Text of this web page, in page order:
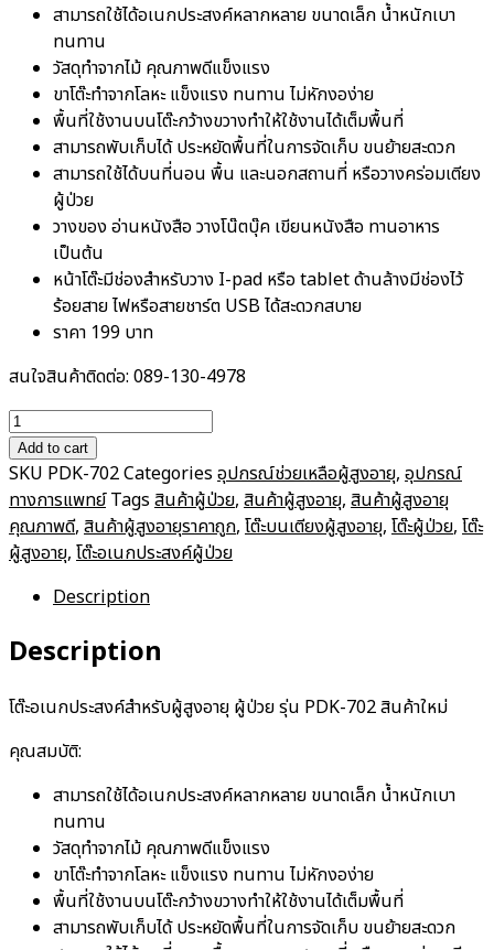
สามารถใช้ได้อเนกประสงค์หลากหลาย​ ขนาดเล็ก​ น้ำหนักเบา
ทนทาน
วัสดุทำจากไม้ คุณภาพดีแข็งแรง
ขาโต๊ะทำจากโลหะ แข็งแรง ทนทาน ไม่หักงอง่าย
พื้นที่ใช้งานบนโต๊ะกว้างขวางทำให้ใช้งานได้เต็มพื้นที่
สามารถพับเก็บได้ ประหยัดพื้นที่ในการจัดเก็บ ขนย้ายสะดวก
สามารถใช้ได้บนที่นอน พื้น และนอกสถานที่​ หรือวางคร่อมเตียง
ผู้ป่วย
วางของ อ่านหนังสือ วางโน๊ตบุ๊ค เขียนหนังสือ ทานอาหาร​
เป็นต้น
หน้าโต๊ะมีช่องสำหรับวาง I-pad หรือ tablet ด้านล้างมีช่องไว้
ร้อยสาย ไฟหรือสายชาร์ต USB ได้สะดวกสบาย
ราคา 199 บาท
สนใจสินค้าติดต่อ: 089-130-4978
โต๊ะ
อเนกประสงค์
สำหรับ
ผู้
สูง
อายุ
Add to cart
SKU PDK-702Categories อุปกรณ์ช่วยเหลือผู้สูงอายุ, อุปกรณ์
ทางการแพทย์ Tags สินค้าผู้ป่วย, สินค้าผู้สูงอายุ, สินค้าผู้สูงอายุ
คุณภาพดี, สินค้าผู้สูงอายุราคาถูก, โต๊ะบนเตียงผู้สูงอายุ, โต๊ะผู้ป่วย, โต๊ะ
ผู้สูงอายุ, โต๊ะอเนกประสงค์ผู้ป่วย
Description
Description
โต๊ะอเนกประสงค์สำหรับผู้สูงอายุ ผู้ป่วย รุ่น PDK-702 สินค้าใหม่
คุณสมบัติ:
สามารถใช้ได้อเนกประสงค์หลากหลาย​ ขนาดเล็ก​ น้ำหนักเบา
ทนทาน
วัสดุทำจากไม้ คุณภาพดีแข็งแรง
ขาโต๊ะทำจากโลหะ แข็งแรง ทนทาน ไม่หักงอง่าย
พื้นที่ใช้งานบนโต๊ะกว้างขวางทำให้ใช้งานได้เต็มพื้นที่
สามารถพับเก็บได้ ประหยัดพื้นที่ในการจัดเก็บ ขนย้ายสะดวก